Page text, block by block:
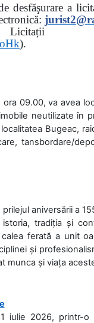
desfăşurare a
→
).
09.00, va avea
neutilizate în
Bugeac,
tansbordare/
aniversării a
tradiția și
ferată a unit
și
munca și viața
iulie 2026, printr-o